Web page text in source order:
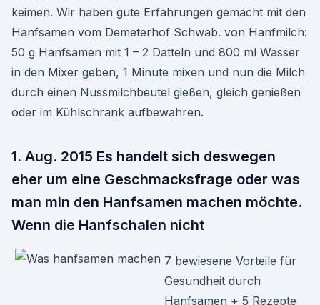
keimen. Wir haben gute Erfahrungen gemacht mit den
Hanfsamen vom Demeterhof Schwab. von Hanfmilch:
50 g Hanfsamen mit 1 – 2 Datteln und 800 ml Wasser
in den Mixer geben, 1 Minute mixen und nun die Milch
durch einen Nussmilchbeutel gießen, gleich genießen
oder im Kühlschrank aufbewahren.
1. Aug. 2015 Es handelt sich deswegen
eher um eine Geschmacksfrage oder was
man min den Hanfsamen machen möchte.
Wenn die Hanfschalen nicht
7 bewiesene Vorteile für
Gesundheit durch
Hanfsamen + 5 Rezepte